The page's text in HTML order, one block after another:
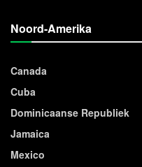
Noord-Amerika
Canada
Cuba
Dominicaanse Republiek
Jamaica
Mexico